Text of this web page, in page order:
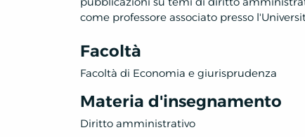
come professore associato presso
Facoltà
Facoltà di Economia e giurisprudenza
Materia d'insegnamento
Diritto amministrativo